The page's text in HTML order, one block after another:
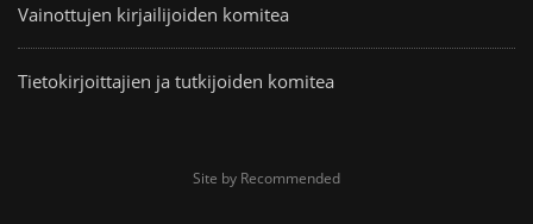
Vainottujen kirjailijoiden komitea
Tietokirjoittajien ja tutkijoiden komitea
Site by Recommended